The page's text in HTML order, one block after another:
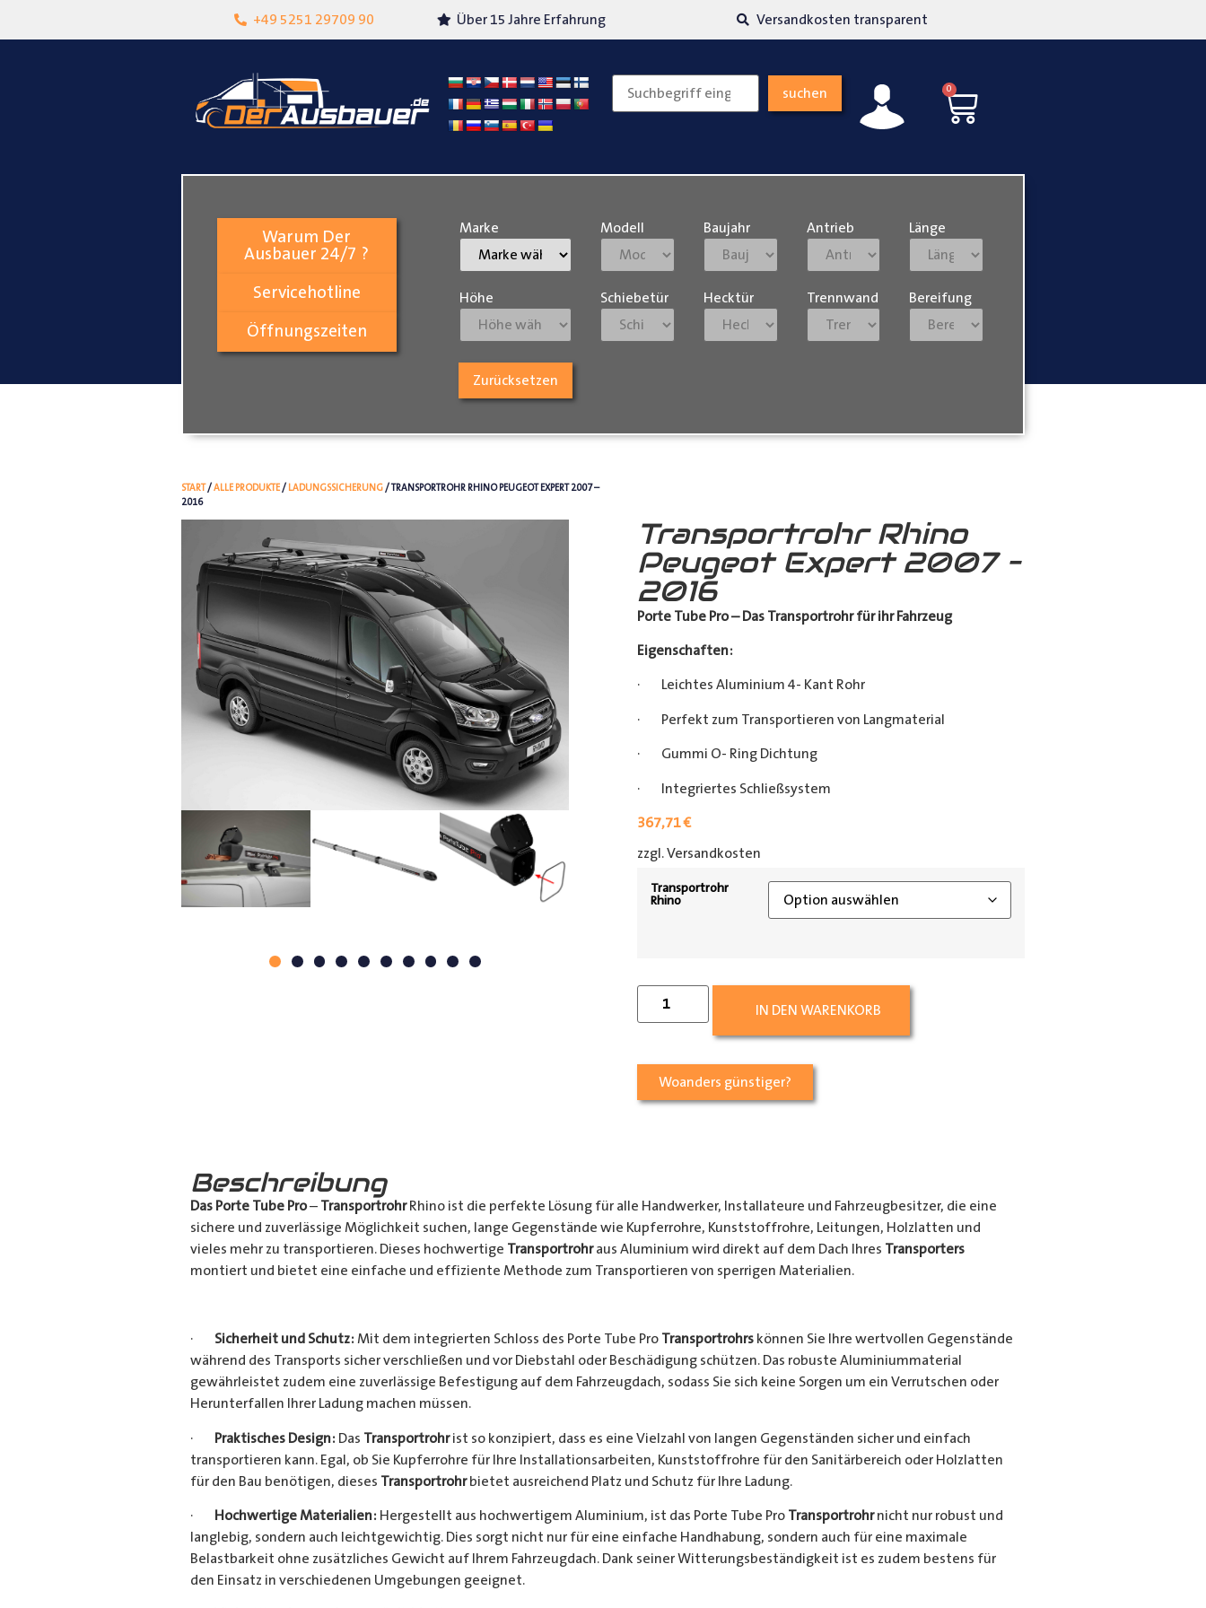
+49 5251 29709 90
Lokalgeschäft in Paderborn Über 15 Jahre Erfahrung Versandkosten transparent
suchen 0
Warum Der
Ausbauer 24/7 ?
Servicehotline
Öffnungszeiten
Marke Modell Baujahr Antrieb Länge
Höhe Schiebetür Hecktür Trennwand Bereifung
Zurücksetzen
START/ALLE PRODUKTE/ LADUNGSSICHERUNG/ TRANSPORTROHR RHINO PEUGEOT EXPERT 2007 –
2016
Transportrohr Rhino
Peugeot Expert 2007 –
2016
Porte Tube Pro – Das Transportrohr für ihr Fahrzeug
Eigenschaften:
· Leichtes Aluminium 4- Kant Rohr
· Perfekt zum Transportieren von Langmaterial
· Gummi O- Ring Dichtung
· Integriertes Schließsystem
367,71€
zzgl. Versandkosten
Transportrohr
Rhino
IN DEN WARENKORB
Woanders günstiger?
Beschreibung
Das Porte Tube Pro– TransportrohrRhino ist die perfekte Lösung für alle Handwerker, Installateure und Fahrzeugbesitzer, die eine
sichere und zuverlässige Möglichkeit suchen, lange Gegenstände wie Kupferrohre, Kunststoffrohre, Leitungen, Holzlatten und
vieles mehr zu transportieren. Dieses hochwertige Transportrohraus Aluminium wird direkt auf dem Dach Ihres Transporters
montiert und bietet eine einfache und effiziente Methode zum Transportieren von sperrigen Materialien.
· Sicherheit und Schutz: Mit dem integrierten Schloss des Porte Tube Pro Transportrohrskönnen Sie Ihre wertvollen Gegenstände
während des Transports sicher verschließen und vor Diebstahl oder Beschädigung schützen. Das robuste Aluminiummaterial
gewährleistet zudem eine zuverlässige Befestigung auf dem Fahrzeugdach, sodass Sie sich keine Sorgen um ein Verrutschen oder
Herunterfallen Ihrer Ladung machen müssen.
· Praktisches Design: Das Transportrohrist so konzipiert, dass es eine Vielzahl von langen Gegenständen sicher und einfach
transportieren kann. Egal, ob Sie Kupferrohre für Ihre Installationsarbeiten, Kunststoffrohre für den Sanitärbereich oder Holzlatten
für den Bau benötigen, dieses Transportrohrbietet ausreichend Platz und Schutz für Ihre Ladung.
· Hochwertige Materialien: Hergestellt aus hochwertigem Aluminium, ist das Porte Tube Pro Transportrohrnicht nur robust und
langlebig, sondern auch leichtgewichtig. Dies sorgt nicht nur für eine einfache Handhabung, sondern auch für eine maximale
Belastbarkeit ohne zusätzliches Gewicht auf Ihrem Fahrzeugdach. Dank seiner Witterungsbeständigkeit ist es zudem bestens für
den Einsatz in verschiedenen Umgebungen geeignet.